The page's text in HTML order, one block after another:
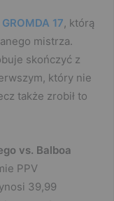
GROMDA 17, którą
mistrza.
skończyć z
który nie
także zrobił to
vs. Balboa
PPV
39,99